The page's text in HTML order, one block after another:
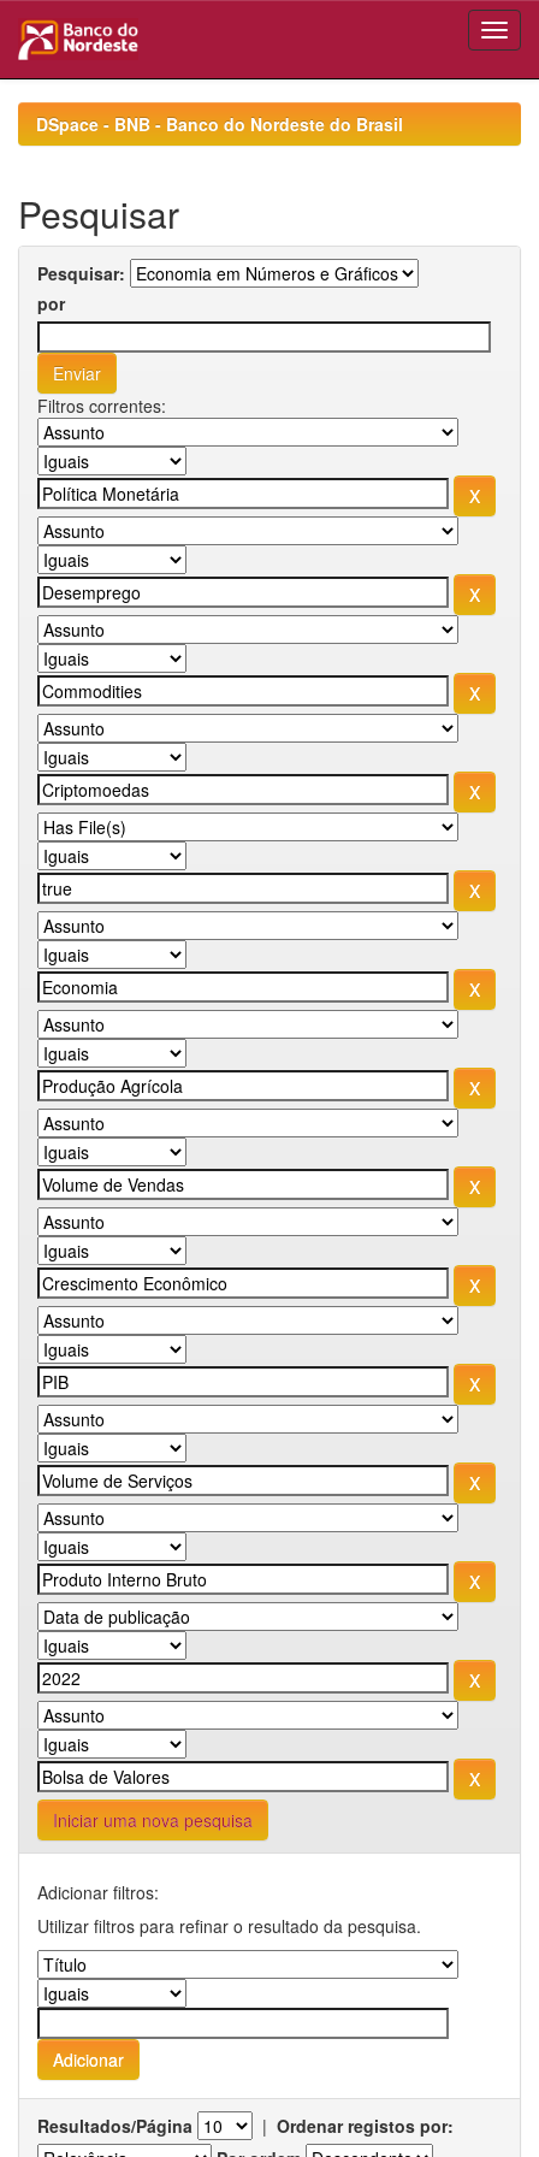
navigationDSpace - BNB - Banco do Nordeste do Brasil
Pesquisar
Pesquisar:
por
Filtros correntes:
Iniciar uma nova pesquisa
Adicionar filtros:
Utilizar filtros para refinar o resultado da pesquisa.
Resultados/Página | Ordenar registos por: